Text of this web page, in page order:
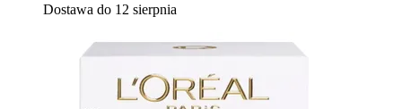
Dostawa do 12 sierpnia